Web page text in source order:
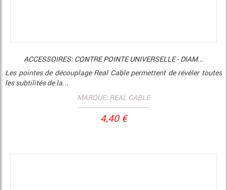
ACCESSOIRES: CONTRE POINTE UNIVERSELLE - DIAM...
Les pointes de découplage Real Cable permettent de révéler toutes
les subtilités de la...
MARQUE: REAL CABLE
4,40 €